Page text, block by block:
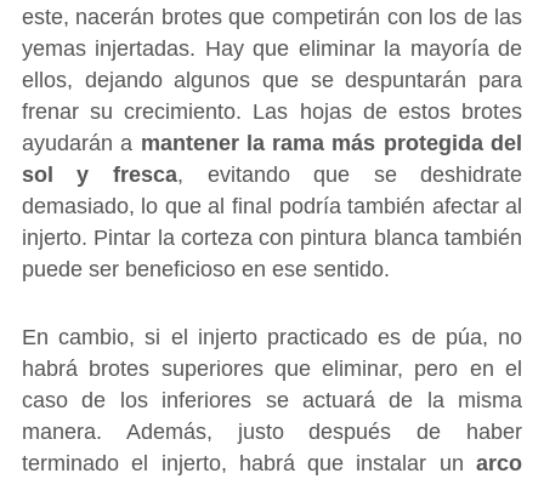
este, nacerán brotes que competirán con los de las
yemas injertadas. Hay que eliminar la mayoría de
ellos, dejando algunos que se despuntarán para
frenar su crecimiento. Las hojas de estos brotes
ayudarán a mantener la rama más protegida del
sol y fresca, evitando que se deshidrate
demasiado, lo que al final podría también afectar al
injerto. Pintar la corteza con pintura blanca también
puede ser beneficioso en ese sentido.
En cambio, si el injerto practicado es de púa, no
habrá brotes superiores que eliminar, pero en el
caso de los inferiores se actuará de la misma
manera. Además, justo después de haber
terminado el injerto, habrá que instalar unarco